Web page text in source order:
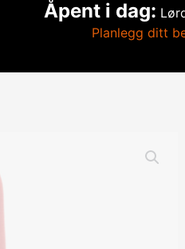
Åpent i dag:
Planlegg ditt